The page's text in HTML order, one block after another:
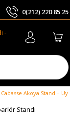
0(212) 220 85 25
Cabasse Akoya Stand –